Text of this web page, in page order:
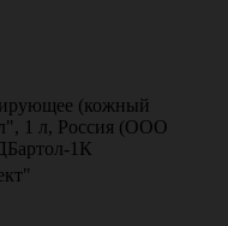
(кожный
1 л, Россия (ООО
1К